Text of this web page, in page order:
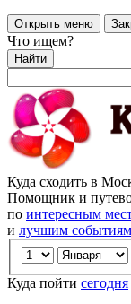
Открыть меню
Что ищем?
Найти
Куда сходить в
Помощник и
по интересным
и лучшим событиям
Куда пойти сегодня